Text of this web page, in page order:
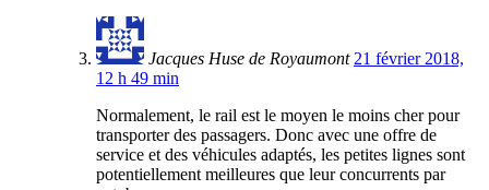
Jacques Huse de Royaumont 21 février 2018,
12 h 49 min
Normalement, le rail est le moyen le moins cher pour
transporter des passagers. Donc avec une offre de
service et des véhicules adaptés, les petites lignes sont
potentiellement meilleures que leur concurrents par